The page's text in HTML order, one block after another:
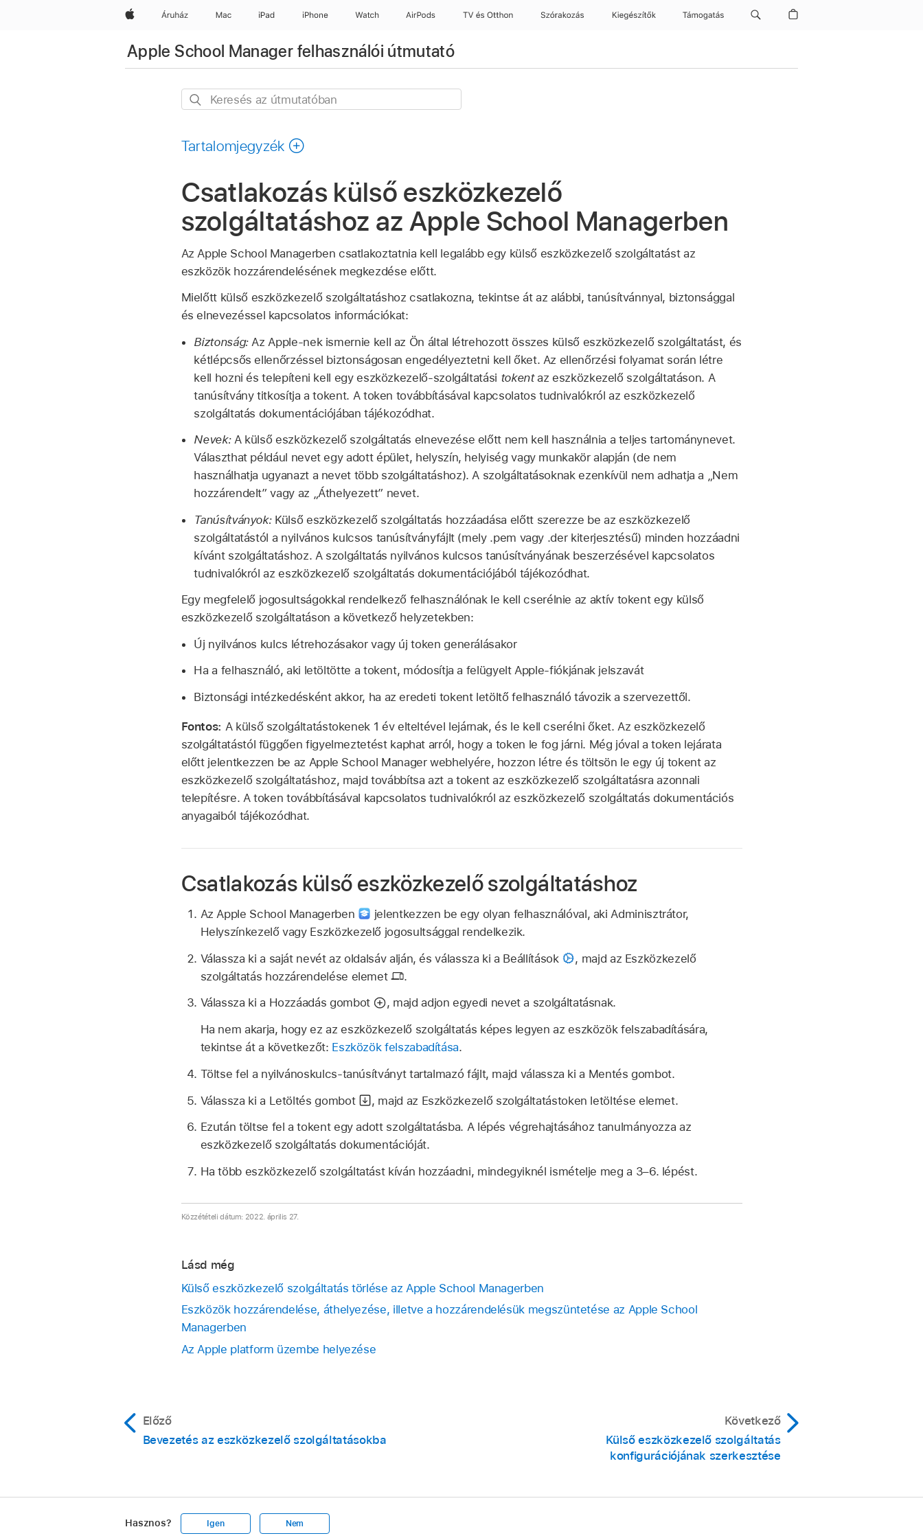
AppleÁruház Mac iPad iPhone Watch AirPods TV és Otthon Szórakozás Kiegészítők Támogatás
Apple School Manager felhasználói útmutató
Keresés
Tartalomjegyzék
Csatlakozás külső eszközkezelő
szolgáltatáshoz az Apple School Managerben
Az Apple School Managerben csatlakoztatnia kell legalább egy külső eszközkezelő szolgáltatást az
eszközök hozzárendelésének megkezdése előtt.
Mielőtt külső eszközkezelő szolgáltatáshoz csatlakozna, tekintse át az alábbi, tanúsítvánnyal, biztonsággal
és elnevezéssel kapcsolatos információkat:
Biztonság: Az Apple-nek ismernie kell az Ön által létrehozott összes külső eszközkezelő szolgáltatást, és
kétlépcsős ellenőrzéssel biztonságosan engedélyeztetni kell őket. Az ellenőrzési folyamat során létre
kell hozni és telepíteni kell egy eszközkezelő-szolgáltatási tokentaz eszközkezelő szolgáltatáson. A
tanúsítvány titkosítja a tokent. A token továbbításával kapcsolatos tudnivalókról az eszközkezelő
szolgáltatás dokumentációjában tájékozódhat.
Nevek: A külső eszközkezelő szolgáltatás elnevezése előtt nem kell használnia a teljes tartománynevet.
Választhat például nevet egy adott épület, helyszín, helyiség vagy munkakör alapján (de nem
használhatja ugyanazt a nevet több szolgáltatáshoz). A szolgáltatásoknak ezenkívül nem adhatja a „Nem
hozzárendelt” vagy az „Áthelyezett” nevet.
Tanúsítványok: Külső eszközkezelő szolgáltatás hozzáadása előtt szerezze be az eszközkezelő
szolgáltatástól a nyilvános kulcsos tanúsítványfájlt (mely .pem vagy .der kiterjesztésű) minden hozzáadni
kívánt szolgáltatáshoz. A szolgáltatás nyilvános kulcsos tanúsítványának beszerzésével kapcsolatos
tudnivalókról az eszközkezelő szolgáltatás dokumentációjából tájékozódhat.
Egy megfelelő jogosultságokkal rendelkező felhasználónak le kell cserélnie az aktív tokent egy külső
eszközkezelő szolgáltatáson a következő helyzetekben:
Új nyilvános kulcs létrehozásakor vagy új token generálásakor
Ha a felhasználó, aki letöltötte a tokent, módosítja a felügyelt Apple-fiókjánakjelszavát
Biztonsági intézkedésként akkor, ha az eredeti tokent letöltő felhasználó távozik a szervezettől.
Fontos: A külső szolgáltatástokenek 1 év elteltével lejárnak, és le kell cserélni őket. Az eszközkezelő
szolgáltatástól függően figyelmeztetést kaphat arról, hogy a token le fog járni. Még jóval a token lejárata
előtt jelentkezzen be az Apple School Manager webhelyére, hozzon létre és töltsön le egy új tokent az
eszközkezelő szolgáltatáshoz, majd továbbítsa azt a tokent az eszközkezelő szolgáltatásra azonnali
telepítésre. A token továbbításával kapcsolatos tudnivalókról az eszközkezelő szolgáltatás dokumentációs
anyagaiból tájékozódhat.
Csatlakozás külső eszközkezelő szolgáltatáshoz
Az Apple School Managerben
jelentkezzen be egy olyan felhasználóval, aki Adminisztrátor,
Helyszínkezelő vagy Eszközkezelő jogosultsággal rendelkezik.
Válassza ki a saját nevét az oldalsáv alján, és válassza ki a Beállítások
, majd az Eszközkezelő
szolgáltatás hozzárendelése elemet
.
Válassza ki a Hozzáadás gombot
, majd adjon egyedi nevet a szolgáltatásnak.
Ha nem akarja, hogy ez az eszközkezelő szolgáltatás képes legyen az eszközök felszabadítására,
tekintse át a következőt: Eszközök felszabadítása.
Töltse fel a nyilvánoskulcs-tanúsítványt tartalmazó fájlt, majd válassza ki a Mentés gombot.
Válassza ki a Letöltés gombot
, majd az Eszközkezelő szolgáltatástoken letöltése elemet.
Ezután töltse fel a tokent egy adott szolgáltatásba. A lépés végrehajtásához tanulmányozza az
eszközkezelő szolgáltatás dokumentációját.
Ha több eszközkezelő szolgáltatást kíván hozzáadni, mindegyiknél ismételje meg a 3–6. lépést.
Közzétételi dátum: 2022. április 27.
Lásd még
Külső eszközkezelő szolgáltatás törlése az Apple School Managerben
Eszközök hozzárendelése, áthelyezése, illetve a hozzárendelésük megszüntetése az Apple School
Managerben
Az Apple platform üzembe helyezése
Előző
Bevezetés az eszközkezelő szolgáltatásokba
Következő
Külső eszközkezelő szolgáltatás
konfigurációjának szerkesztése
Hasznos? Igen Nem